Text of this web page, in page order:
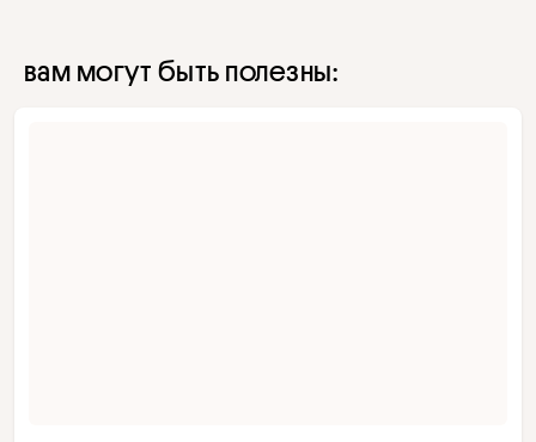
вам могут быть полезны: